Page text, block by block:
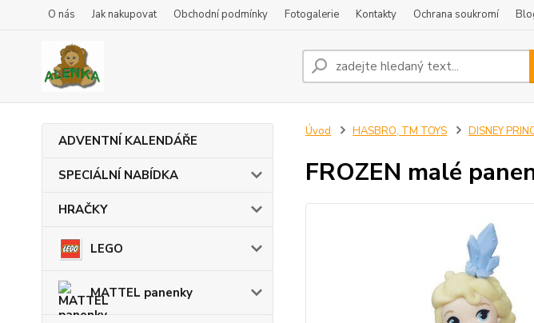
O nás Jak nakupovat Obchodní podmínky Fotogalerie Kontakty Ochrana soukromí
ADVENTNÍ KALENDÁŘE
SPECIÁLNÍ NABÍDKA
HRAČKY
LEGO
MATTEL panenky
Úvod HASBRO, TM TOYS DISNEY
FROZEN malé